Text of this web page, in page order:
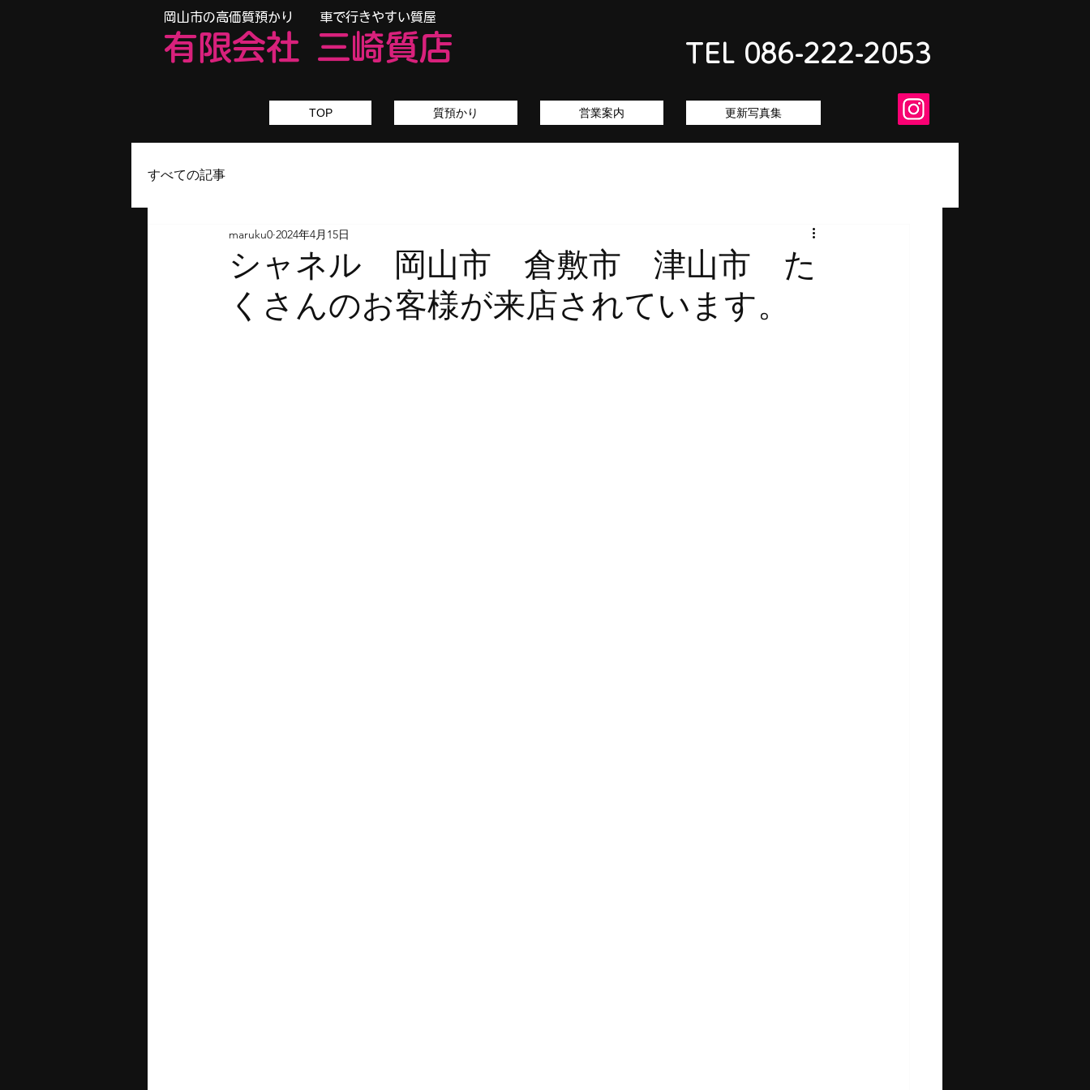
​岡山市の高価質預かり 車で行きやすい質屋
有限会社 三崎質店 TEL 086-222-2053
TOP 質預かり 営業案内 更新写真集
すべての記事
シャネル 岡山市 倉敷市 津山市 た
くさんのお客様が来店されています。
maruku0 2024年4月15日